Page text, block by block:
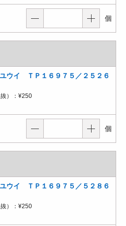
個
ウイ ＴＰ１６９７５／２５２６
）： ¥250
個
ウイ ＴＰ１６９７５／５２８６
）： ¥250